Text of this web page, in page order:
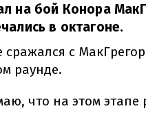
на бой Конора
в октагоне.
сражался с
раунде.
что на этом